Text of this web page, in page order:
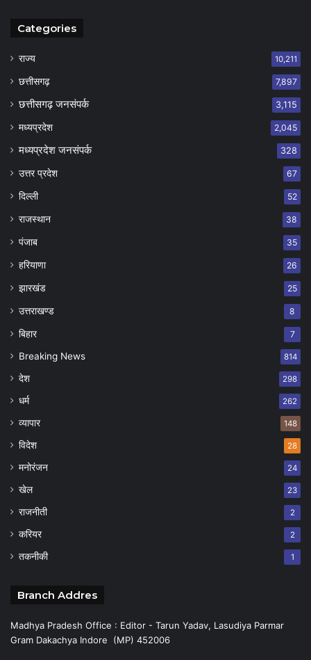
Categories
राज्य 10,211
छत्तीसगढ़ 7,897
छत्तीसगढ़ जनसंपर्क 3,115
मध्यप्रदेश 2,045
मध्यप्रदेश जनसंपर्क 328
उत्तर प्रदेश 67
दिल्ली 52
राजस्थान 38
पंजाब 35
हरियाणा 26
झारखंड 25
उत्तराखण्ड 8
बिहार 7
Breaking News 814
देश 298
धर्म 262
व्यापार 148
विदेश 28
मनोरंजन 24
खेल 23
राजनीती 2
करियर 2
तकनीकी 1
Branch Addres
Madhya Pradesh Office : Editor - Tarun Yadav, Lasudiya Parmar
Gram Dakachya Indore (MP) 452006